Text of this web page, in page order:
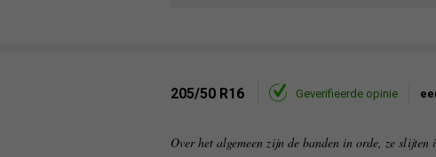
205/50 R16 Geverifieerde opinie
Over het algemeen zijn de banden in orde, ze